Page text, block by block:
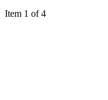
Item 1 of 4